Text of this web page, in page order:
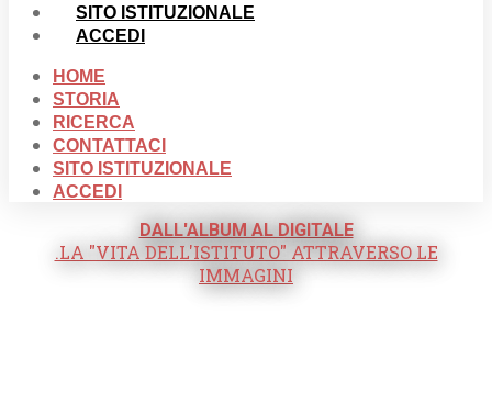
SITO ISTITUZIONALE
ACCEDI
HOME
STORIA
RICERCA
CONTATTACI
SITO ISTITUZIONALE
ACCEDI
DALL'ALBUM AL DIGITALE
.LA "VITA DELL'ISTITUTO" ATTRAVERSO LE
IMMAGINI